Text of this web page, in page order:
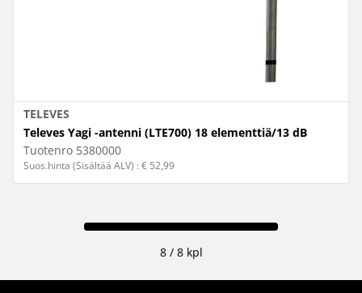
TELEVES
Televes Yagi -antenni (LTE700) 18 elementtiä/13 dB
Tuotenro 5380000
Suos.hinta (Sisältää ALV) : € 52,99
8 / 8 kpl